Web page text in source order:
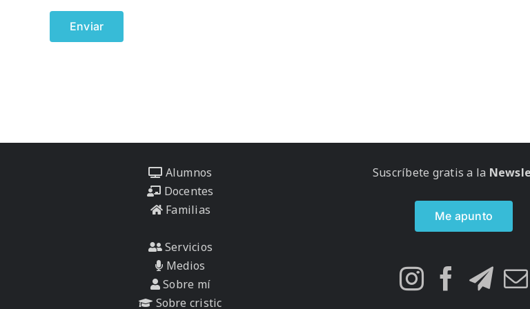
Alumnos
Docentes
Familias
Servicios
Medios
Sobre mí
Sobre cristic
Suscríbete gratis a la
Me apunto